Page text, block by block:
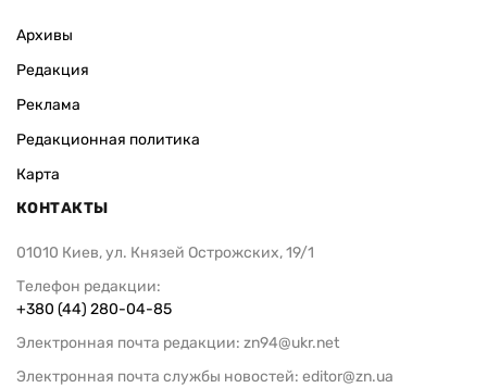
Архивы
Редакция
Реклама
Редакционная политика
Карта
КОНТАКТЫ
01010 Киев, ул. Князей Острожских, 19/1
Телефон редакции:
+380 (44) 280-04-85
Электронная почта редакции: zn94@ukr.net
Электронная почта службы новостей: editor@zn.ua